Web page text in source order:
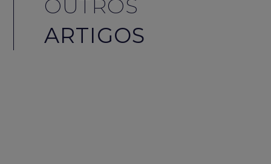
OUTROS
ARTIGOS